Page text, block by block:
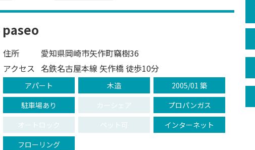
paseo
住所
愛知県岡崎市矢作町竊樹36
アクセス 名鉄名古屋本線 矢作橋 徒歩10分
アパート 木造
2005/01 築
駐車場あり
カーシェア
プロパンガス
オートロック
ペット可
インターネット
フローリング